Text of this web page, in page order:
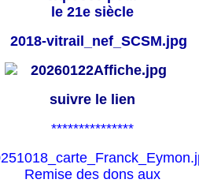
le 21e siècle
suivre le lien
***************
Remise des dons aux